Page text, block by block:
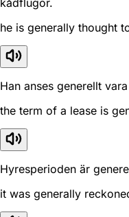
kådflugor.
he is generally thought
Han anses generellt
the term of a lease is
Hyresperioden är
it was generally